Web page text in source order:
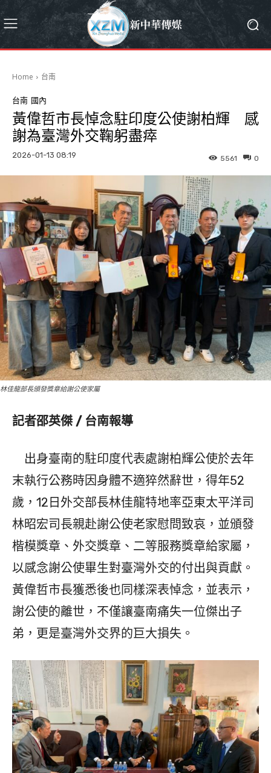
Home 台南
台南 國內
黃偉哲市長悼念駐印度公使謝柏輝 感
謝為臺灣外交鞠躬盡瘁
2026-01-13 08:19 0
5561
林佳龍部長頒發獎章給謝公使家屬
記者邵英傑 / 台南報導
出身臺南的駐印度代表處謝柏輝公使於去年
末執行公務時因身體不適猝然辭世，得年52
歲，12日外交部長林佳龍特地率亞東太平洋司
林昭宏司長親赴謝公使老家慰問致哀，並頒發
楷模獎章、外交獎章、二等服務獎章給家屬，
以感念謝公使畢生對臺灣外交的付出與貢獻。
黃偉哲市長獲悉後也同樣深表悼念，並表示，
謝公使的離世，不僅讓臺南痛失一位傑出子
弟，更是臺灣外交界的巨大損失。